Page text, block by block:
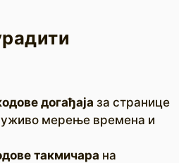
догађаја за странице
уживо мерење времена и
такмичара на